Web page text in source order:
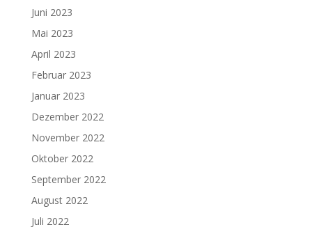
Juni 2023
Mai 2023
April 2023
Februar 2023
Januar 2023
Dezember 2022
November 2022
Oktober 2022
September 2022
August 2022
Juli 2022